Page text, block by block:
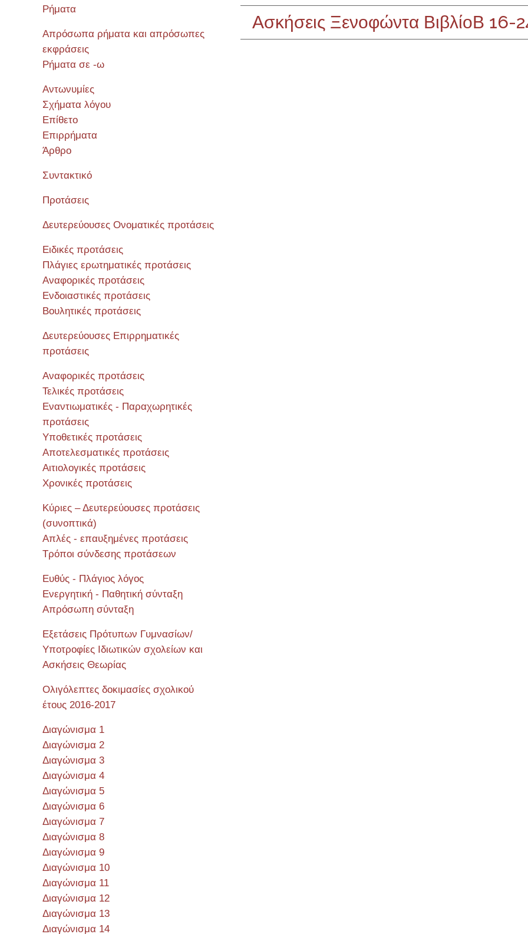
Ασκήσεις Ξενοφώντα ΒιβλίοΒ 16-
Ρήματα
Απρόσωπα ρήματα και απρόσωπες
εκφράσεις
Ρήματα σε -ω
Αντωνυμίες
Σχήματα λόγου
Επίθετο
Επιρρήματα
Άρθρο
Συντακτικό
Προτάσεις
Δευτερεύουσες Ονοματικές προτάσεις
Ειδικές προτάσεις
Πλάγιες ερωτηματικές προτάσεις
Αναφορικές προτάσεις
Ενδοιαστικές προτάσεις
Βουλητικές προτάσεις
Δευτερεύουσες Επιρρηματικές
προτάσεις
Αναφορικές προτάσεις
Τελικές προτάσεις
Εναντιωματικές - Παραχωρητικές
προτάσεις
Υποθετικές προτάσεις
Αποτελεσματικές προτάσεις
Αιτιολογικές προτάσεις
Χρονικές προτάσεις
Κύριες – Δευτερεύουσες προτάσεις
(συνοπτικά)
Απλές - επαυξημένες προτάσεις
Τρόποι σύνδεσης προτάσεων
Ευθύς - Πλάγιος λόγος
Ενεργητική - Παθητική σύνταξη
Απρόσωπη σύνταξη
Εξετάσεις Πρότυπων Γυμνασίων/
Υποτροφίες Ιδιωτικών σχολείων και
Ασκήσεις Θεωρίας
Ολιγόλεπτες δοκιμασίες σχολικού
έτους 2016-2017
Διαγώνισμα 1
Διαγώνισμα 2
Διαγώνισμα 3
Διαγώνισμα 4
Διαγώνισμα 5
Διαγώνισμα 6
Διαγώνισμα 7
Διαγώνισμα 8
Διαγώνισμα 9
Διαγώνισμα 10
Διαγώνισμα 11
Διαγώνισμα 12
Διαγώνισμα 13
Διαγώνισμα 14